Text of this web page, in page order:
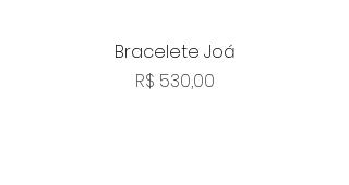
Bracelete Joá
Preço
R$ 530,00